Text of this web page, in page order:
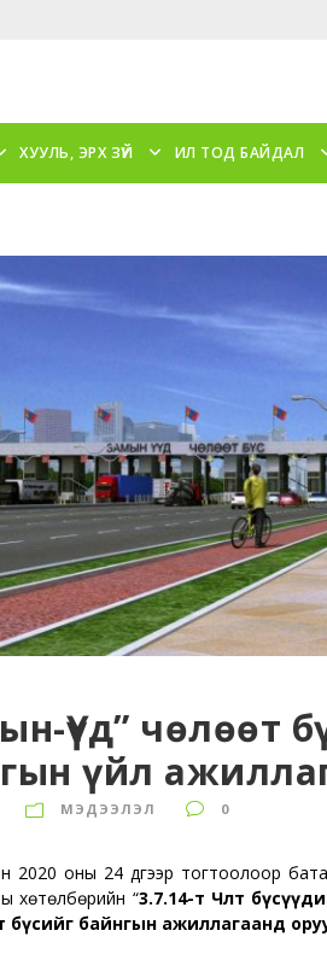
ХУУЛЬ, ЭРХ ЗҮЙ ИЛ ТОД БАЙДАЛ
Үүд” чөлөөт
үйл
МЭДЭЭЛЭЛ 0
оны 24 дүгээр тогтоолоор
хөтөлбөрийн “3.7.14-т Чөлөөт
бүсийг байнгын ажиллагаанд